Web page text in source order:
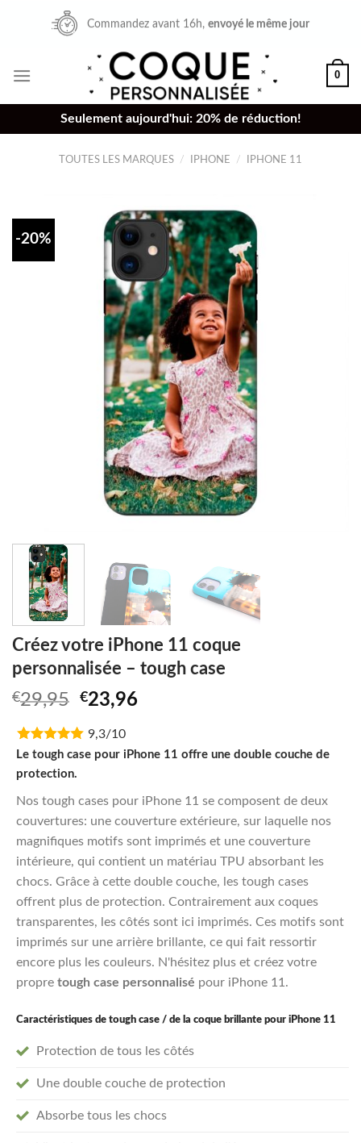
Commandez avant 16h,envoyé le même jour
0
Seulement aujourd'hui: 20% de réduction!
TOUTES LES MARQUES / IPHONE / IPHONE 11
-20%
Créez votre iPhone 11 coque
personnalisée – tough case
€29,95 Original
was:
€29,95.
€23,96
€23,96.
9,3/10
Le tough case pour iPhone 11 offre une double couche de
protection.
Nos tough cases pour iPhone 11 se composent de deux
couvertures: une couverture extérieure, sur laquelle nos
magnifiques motifs sont imprimés et une couverture
intérieure, qui contient un matériau TPU absorbant les
chocs. Grâce à cette double couche, les tough cases
offrent plus de protection. Contrairement aux coques
transparentes, les côtés sont ici imprimés. Ces motifs sont
imprimés sur une arrière brillante, ce qui fait ressortir
encore plus les couleurs. N'hésitez plus et créez votre
propre tough case personnalisé pour iPhone 11.
Caractéristiques de tough case / de la coque brillante pour iPhone 11
Protection de tous les côtés
Une double couche de protection
Absorbe tous les chocs